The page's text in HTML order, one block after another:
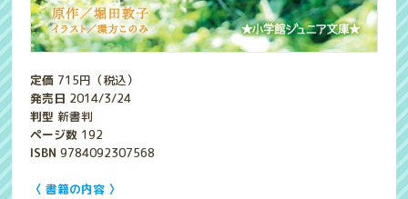
定価 715円（税込）
発売日 2014/3/24
判型 新書判
ページ数 192
ISBN9784092307568
〈 書籍の内容 〉